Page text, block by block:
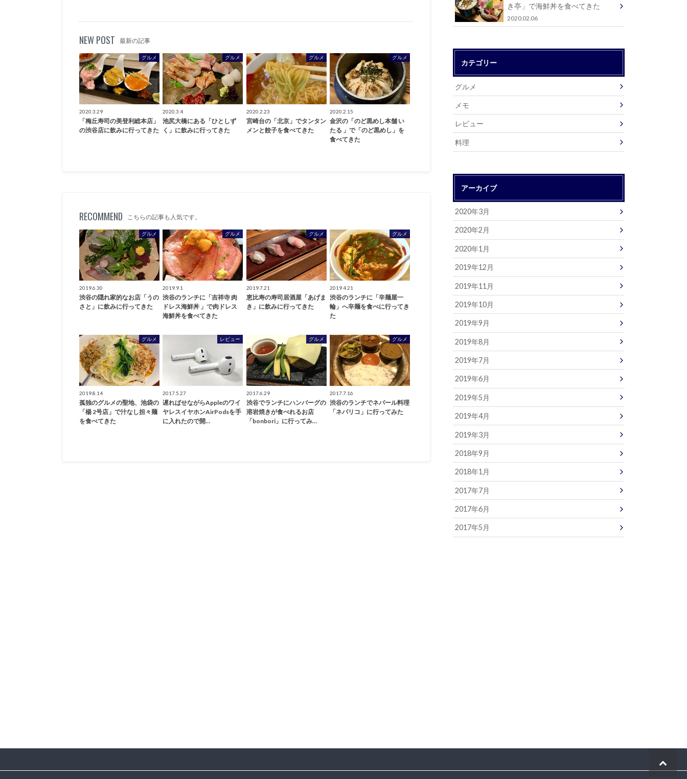
NEW POST 最新の記事
グルメ
2020.3.29
「梅丘寿司の美登利総本店」
の渋谷店に飲みに行ってきた
グルメ
2020.3.4
池尻大橋にある「ひとしず
く」に飲みに行ってきた
グルメ
2020.2.23
宮崎台の「北京」でタンタン
メンと餃子を食べてきた
グルメ
2020.2.15
金沢の「のど黒めし本舗 い
たる 」で「のど黒めし」を
食べてきた
RECOMMEND こちらの記事も人気です。
グルメ
2019.6.30
渋谷の隠れ家的なお店「うの
さと」に飲みに行ってきた
グルメ
2019.9.1
渋谷のランチに「吉祥寺 肉
ドレス海鮮丼 」で肉ドレス
海鮮丼を食べてきた
グルメ
2019.7.21
恵比寿の寿司居酒屋「あげま
き」に飲みに行ってきた
グルメ
2019.4.21
渋谷のランチに「辛麺屋一
輪」へ辛麺を食べに行ってき
た
グルメ
2019.8.14
孤独のグルメの聖地、池袋の
「楊 2号店」で汁なし担々麺
を食べてきた
レビュー
2017.5.27
遅ればせながらAppleのワイ
ヤレスイヤホンAirPodsを手
に入れたので開…
グルメ
2017.6.29
渋谷でランチにハンバーグの
溶岩焼きが食べれるお店
「bonbori」に行ってみ…
グルメ
2017.7.16
渋谷のランチでネパール料理
「ネパリコ」に行ってみた
き亭」で海鮮丼を食べてきた
2020.02.06
カテゴリー
グルメ
メモ
レビュー
料理
アーカイブ
2020年3月
2020年2月
2020年1月
2019年12月
2019年11月
2019年10月
2019年9月
2019年8月
2019年7月
2019年6月
2019年5月
2019年4月
2019年3月
2018年9月
2018年1月
2017年7月
2017年6月
2017年5月